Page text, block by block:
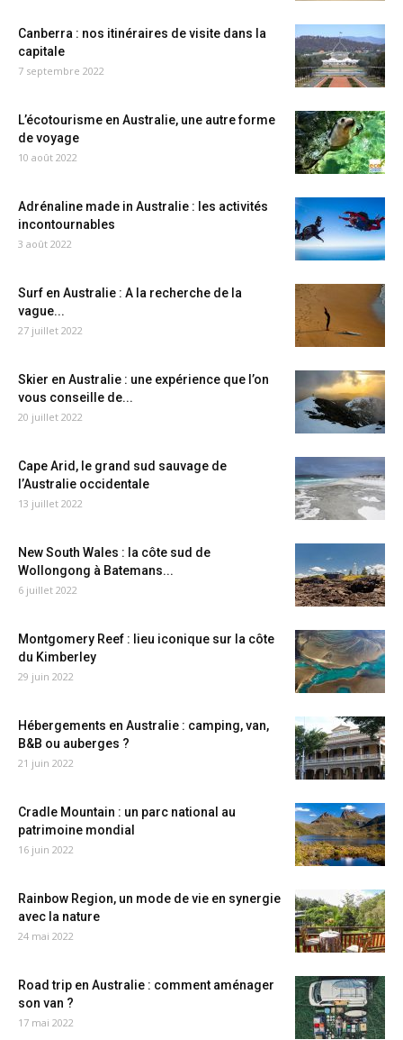
Canberra : nos itinéraires de visite dans la
capitale
7 septembre 2022
L’écotourisme en Australie, une autre forme
de voyage
10 août 2022
Adrénaline made in Australie : les activités
incontournables
3 août 2022
Surf en Australie : A la recherche de la
vague...
27 juillet 2022
Skier en Australie : une expérience que l’on
vous conseille de...
20 juillet 2022
Cape Arid, le grand sud sauvage de
l’Australie occidentale
13 juillet 2022
New South Wales : la côte sud de
Wollongong à Batemans...
6 juillet 2022
Montgomery Reef : lieu iconique sur la côte
du Kimberley
29 juin 2022
Hébergements en Australie : camping, van,
B&B ou auberges ?
21 juin 2022
Cradle Mountain : un parc national au
patrimoine mondial
16 juin 2022
Rainbow Region, un mode de vie en synergie
avec la nature
24 mai 2022
Road trip en Australie : comment aménager
son van ?
17 mai 2022